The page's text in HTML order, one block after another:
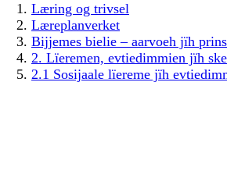
Læring og trivsel
Læreplanverket
Bijjemes bielie – aarvoeh jïh
2. Lïeremen, evtiedimmien jïh
2.1 Sosijaale lïereme jïh